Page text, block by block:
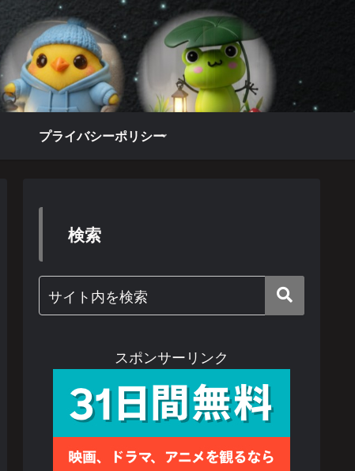
プライバシーポリシー
検索
スポンサーリンク